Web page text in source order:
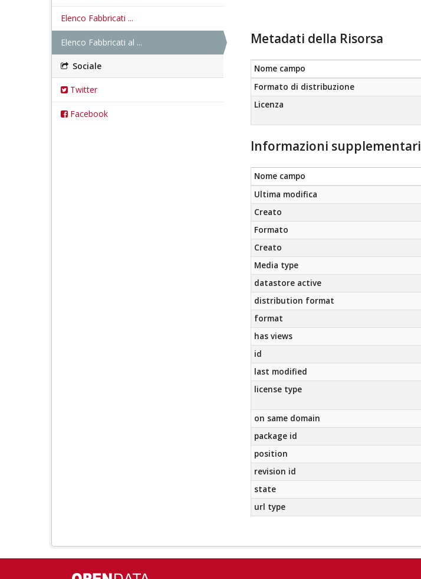
Elenco Fabbricati ...
Elenco Fabbricati al ...
Sociale
Twitter
Facebook
Metadati della Risorsa
Nome campo
Formato di distribuzione
Licenza
Informazioni supplementari
Nome campo
Ultima modifica
Creato
Formato
Creato
Media type
datastore active
distribution format
format
has views
id
last modified
license type
on same domain
package id
position
revision id
state
url type